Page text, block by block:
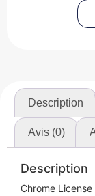
Description
Avis (0)
Description
Chrome